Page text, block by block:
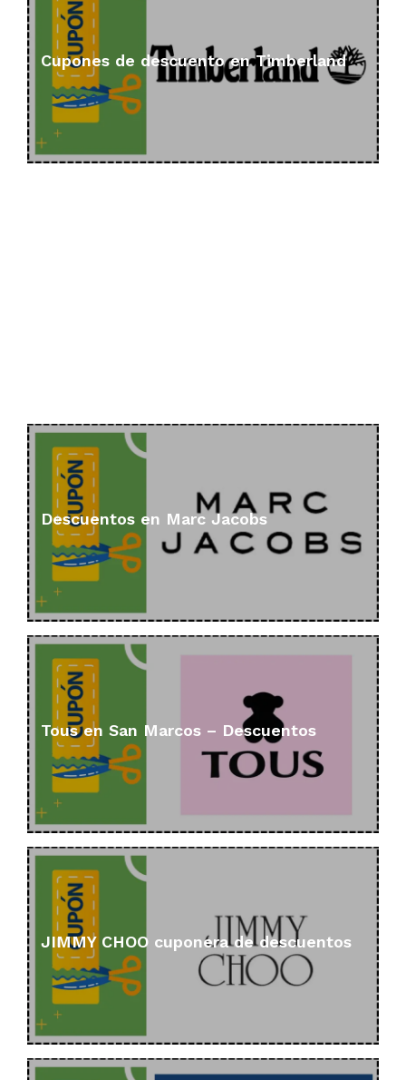
Cupones de descuento en Timberland
Descuentos en Marc Jacobs
Tous en San Marcos – Descuentos
JIMMY CHOO cuponera de descuentos